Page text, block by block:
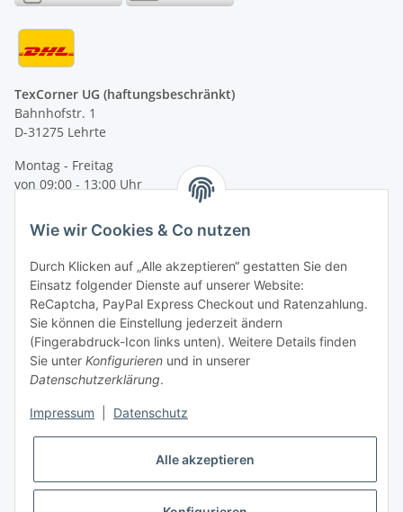
TexCorner UG (haftungsbeschränkt)
Bahnhofstr. 1
D-31275 Lehrte
Montag - Freitag
von 09:00 - 13:00 Uhr
Tel: +49 (0) 5132 8230689
E-Mail:mail@texcorner.de
Vertrag widerrufen
Wie wir Cookies & Co nutzen
Durch Klicken auf „Alle akzeptieren“ gestatten Sie den
Einsatz folgender Dienste auf unserer Website:
ReCaptcha, PayPal Express Checkout und Ratenzahlung.
Sie können die Einstellung jederzeit ändern
(Fingerabdruck-Icon links unten). Weitere Details finden
Sie unter Konfigurieren und in unserer
Datenschutzerklärung.
Impressum Datenschutz
Alle akzeptieren